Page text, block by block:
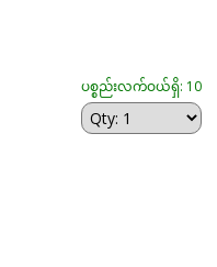
ပစ္စည်းလက်ဝယ်ရှိ: 10